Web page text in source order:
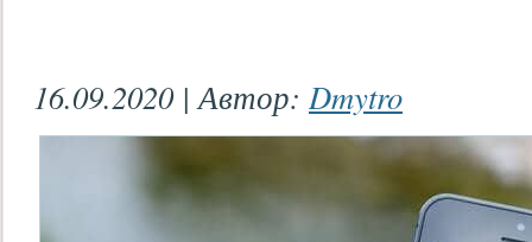
16.09.2020 | Автор: Dmytro